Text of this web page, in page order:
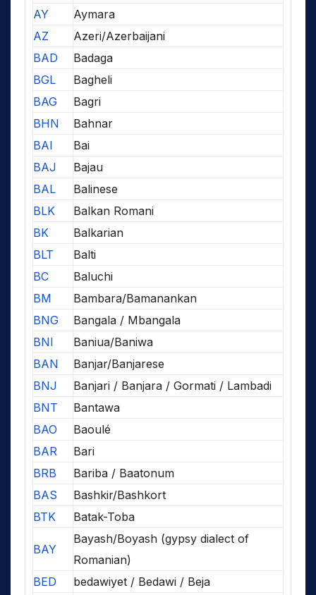
AY
Aymara
AZ
Azeri/Azerbaijani
BAD
Badaga
BGL
Bagheli
BAG
Bagri
BHN
Bahnar
BAI
Bai
BAJ
Bajau
BAL
Balinese
BLK
Balkan Romani
BK
Balkarian
BLT
Balti
BC
Baluchi
BM
Bambara/Bamanankan
BNG
Bangala / Mbangala
BNI
Baniua/Baniwa
BAN
Banjar/Banjarese
BNJ
Banjari / Banjara / Gormati / Lambadi
BNT
Bantawa
BAO
Baoulé
BAR
Bari
BRB
Bariba / Baatonum
BAS
Bashkir/Bashkort
BTK
Batak-Toba
BAY
Bayash/Boyash (gypsy dialect of
Romanian)
BED
bedawiyet / Bedawi / Beja